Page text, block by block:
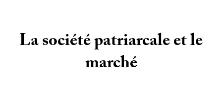
La société patriarcale et le
marché